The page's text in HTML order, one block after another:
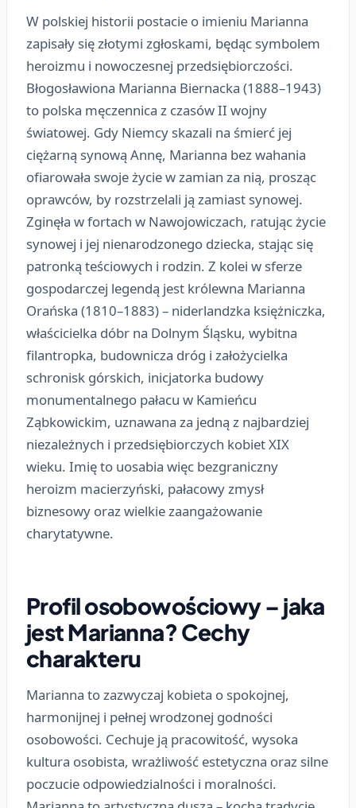
W polskiej historii postacie o imieniu Marianna
zapisały się złotymi zgłoskami, będąc symbolem
heroizmu i nowoczesnej przedsiębiorczości.
Błogosławiona Marianna Biernacka (1888–1943)
to polska męczennica z czasów II wojny
światowej. Gdy Niemcy skazali na śmierć jej
ciężarną synową Annę, Marianna bez wahania
ofiarowała swoje życie w zamian za nią, prosząc
oprawców, by rozstrzelali ją zamiast synowej.
Zginęła w fortach w Nawojowiczach, ratując życie
synowej i jej nienarodzonego dziecka, stając się
patronką teściowych i rodzin. Z kolei w sferze
gospodarczej legendą jest królewna Marianna
Orańska (1810–1883) – niderlandzka księżniczka,
właścicielka dóbr na Dolnym Śląsku, wybitna
filantropka, budownicza dróg i założycielka
schronisk górskich, inicjatorka budowy
monumentalnego pałacu w Kamieńcu
Ząbkowickim, uznawana za jedną z najbardziej
niezależnych i przedsiębiorczych kobiet XIX
wieku. Imię to uosabia więc bezgraniczny
heroizm macierzyński, pałacowy zmysł
biznesowy oraz wielkie zaangażowanie
charytatywne.
Profil osobowościowy – jaka
jest Marianna? Cechy
charakteru
Marianna to zazwyczaj kobieta o spokojnej,
harmonijnej i pełnej wrodzonej godności
osobowości. Cechuje ją pracowitość, wysoka
kultura osobista, wrażliwość estetyczna oraz silne
poczucie odpowiedzialności i moralności.